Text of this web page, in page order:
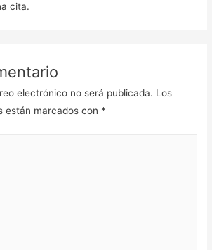
cita.
electrónico no será publicada. Los
están marcados con *